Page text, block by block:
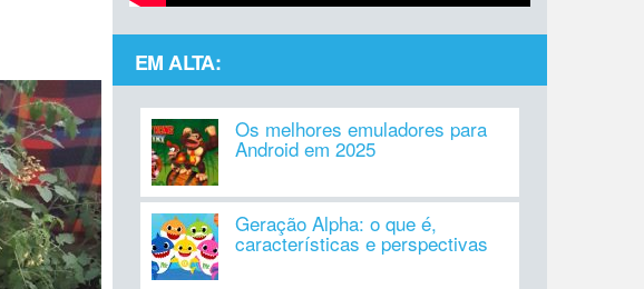
EM ALTA:
Os melhores emuladores para
Android em 2025
Geração Alpha: o que é,
características e perspectivas